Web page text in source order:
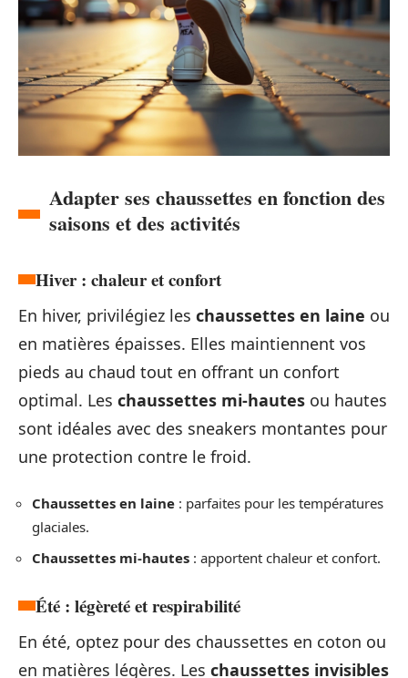
Adapter ses chaussettes en fonction des
saisons et des activités
Hiver : chaleur et confort
En hiver, privilégiez les chaussettes en laine ou
en matières épaisses. Elles maintiennent vos
pieds au chaud tout en offrant un confort
optimal. Les chaussettes mi-hautes ou hautes
sont idéales avec des sneakers montantes pour
une protection contre le froid.
Chaussettes en laine : parfaites pour les températures
glaciales.
Chaussettes mi-hautes : apportent chaleur et confort.
Été : légèreté et respirabilité
En été, optez pour des chaussettes en coton ou
en matières légères. Les chaussettes invisibles